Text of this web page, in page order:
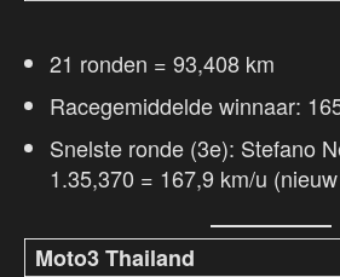
21 ronden = 93,408 km
Racegemiddelde winnaar:
Snelste ronde (3e): Stefano
1.35,370 = 167,9 km/u
Moto3 Thailand